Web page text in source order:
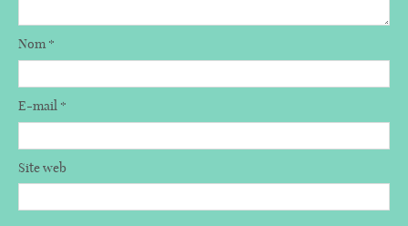
Nom*
E-mail *
Site web